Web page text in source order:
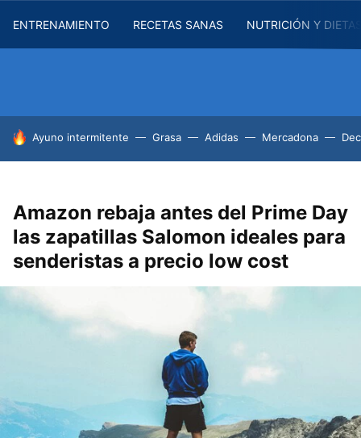
ENTRENAMIENTO RECETAS SANAS NUTRICIÓN Y
HOY SE HABLA DE
Ayuno intermitente Grasa Adidas Mercadona
Amazon rebaja antes del Prime Day
las zapatillas Salomon ideales para
senderistas a precio low cost